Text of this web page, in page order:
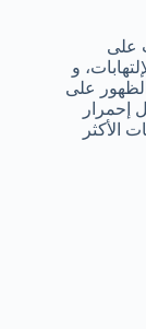
على
و
الظهور على
إحمرار
الأكثر